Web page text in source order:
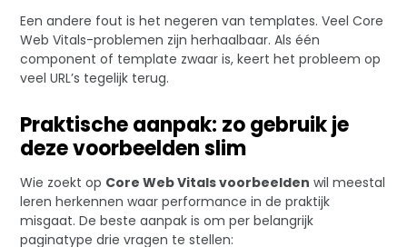
Een andere fout is het negeren van templates. Veel Core
Web Vitals-problemen zijn herhaalbaar. Als één
component of template zwaar is, keert het probleem op
veel URL’s tegelijk terug.
Praktische aanpak: zo gebruik je
deze voorbeelden slim
Wie zoekt op Core Web Vitals voorbeelden wil meestal
leren herkennen waar performance in de praktijk
misgaat. De beste aanpak is om per belangrijk
paginatype drie vragen te stellen: